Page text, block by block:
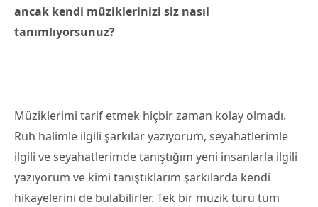
ancak kendi müziklerinizi siz nasıl
tanımlıyorsunuz?
Müziklerimi tarif etmek hiçbir zaman kolay olmadı.
Ruh halimle ilgili şarkılar yazıyorum, seyahatlerimle
ilgili ve seyahatlerimde tanıştığım yeni insanlarla ilgili
yazıyorum ve kimi tanıştıklarım şarkılarda kendi
hikayelerini de bulabilirler. Tek bir müzik türü tüm